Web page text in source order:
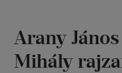
Arany
Mihály